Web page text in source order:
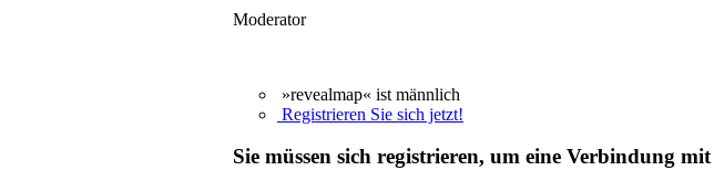
Moderator
»revealmap« ist männlich
Registrieren Sie sich jetzt!
Sie müssen sich registrieren, um eine Verbindung